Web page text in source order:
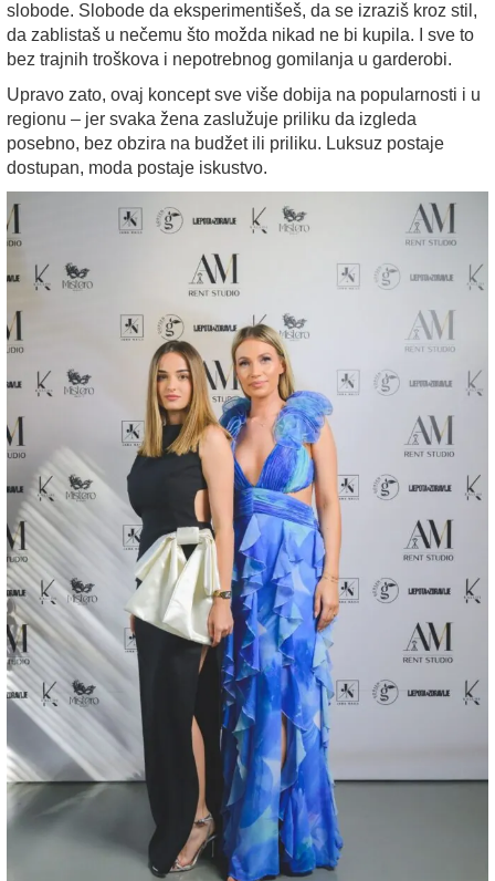
slobode. Slobode da eksperimentišeš, da se izraziš kroz stil,
da zablistaš u nečemu što možda nikad ne bi kupila. I sve to
bez trajnih troškova i nepotrebnog gomilanja u garderobi.
Upravo zato, ovaj koncept sve više dobija na popularnosti i u
regionu – jer svaka žena zaslužuje priliku da izgleda
posebno, bez obzira na budžet ili priliku. Luksuz postaje
dostupan, moda postaje iskustvo.